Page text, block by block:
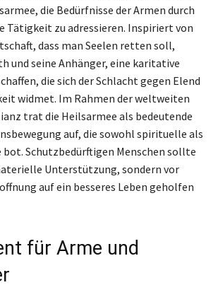
die Bedürfnisse der Armen durch
Tätigkeit zu adressieren. Inspiriert von
dass man Seelen retten soll,
und seine Anhänger, eine karitative
die sich der Schlacht gegen Elend
widmet. Im Rahmen der weltweiten
trat die Heilsarmee als bedeutende
auf, die sowohl spirituelle als
bot. Schutzbedürftigen Menschen sollte
Unterstützung, sondern vor
auf ein besseres Leben geholfen
für Arme und